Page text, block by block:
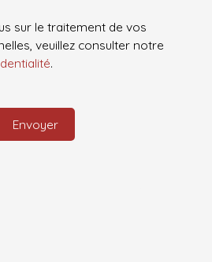
sur le traitement de vos
veuillez consulter notre
.
Envoyer